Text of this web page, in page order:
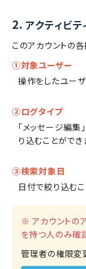
2. アクティビ
このアカウントの
①対象ユーザー
操作をしたユーザ
②ログタイプ
「メッセージ編集
り込むことができ
③検索対象日
日付で絞り込むこ
※ アカウントの
を持つ人のみ確
管理者の権限変